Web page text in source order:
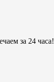
за 24 часа!